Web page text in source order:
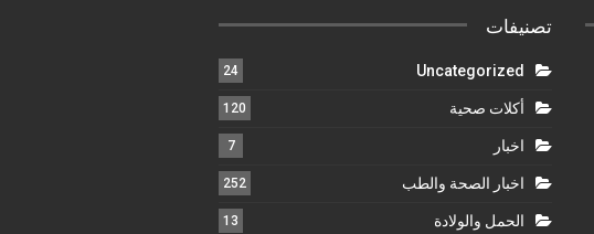
تصنيفات
Uncategorized
24
أكلات صحية 120
اخبار 7
اخبار الصحة والطب 252
الحمل والولادة 13